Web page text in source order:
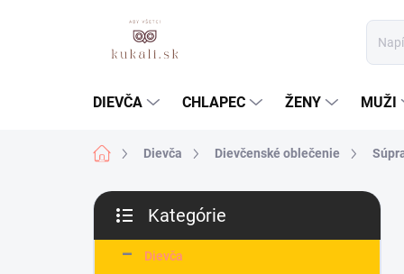
DIEVČA CHLAPEC ŽENY MUŽI
DomovDievča Dievčenské oblečenie
B
č
kategórie
Kategórie
Dievča